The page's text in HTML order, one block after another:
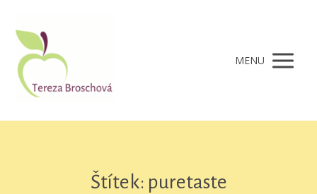
MENU
Štítek: puretaste